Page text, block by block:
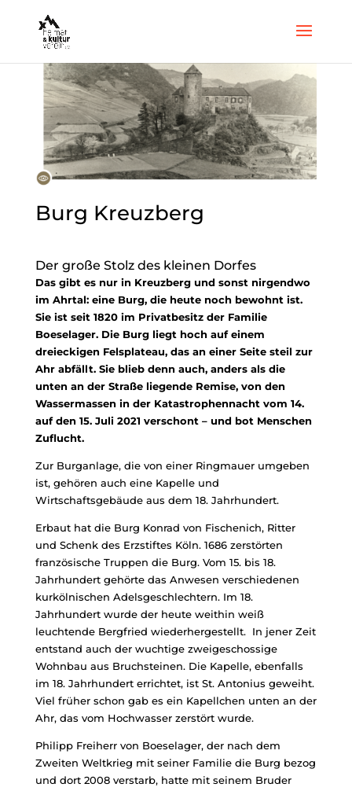
Burg Kreuzberg
Der große Stolz des kleinen Dorfes
​Das gibt es nur in Kreuzberg und sonst nirgendwo
im Ahrtal: eine Burg, die heute noch bewohnt ist.
Sie ist seit 1820 im Privatbesitz der Familie
Boeselager. Die Burg liegt hoch auf einem
dreieckigen Felsplateau, das an einer Seite steil zur
Ahr abfällt. Sie blieb denn auch, anders als die
unten an der Straße liegende Remise, von den
Wassermassen in der Katastrophennacht vom 14.
auf den 15. Juli 2021 verschont – und bot Menschen
Zuflucht.
Zur Burganlage, die von einer Ringmauer umgeben
ist, gehören auch eine Kapelle und
Wirtschaftsgebäude aus dem 18. Jahrhundert.
Erbaut hat die Burg Konrad von Fischenich, Ritter
und Schenk des Erzstiftes Köln. 1686 zerstörten
französische Truppen die Burg. Vom 15. bis 18.
Jahrhundert gehörte das Anwesen verschiedenen
kurkölnischen Adelsgeschlechtern. Im 18.
Jahrhundert wurde der heute weithin weiß
leuchtende Bergfried wiederhergestellt. In jener Zeit
entstand auch der wuchtige zweigeschossige
Wohnbau aus Bruchsteinen. Die Kapelle, ebenfalls
im 18. Jahrhundert errichtet, ist St. Antonius geweiht.
Viel früher schon gab es ein Kapellchen unten an der
Ahr, das vom Hochwasser zerstört wurde.
Philipp Freiherr von Boeselager, der nach dem
Zweiten Weltkrieg mit seiner Familie die Burg bezog
und dort 2008 verstarb, hatte mit seinem Bruder